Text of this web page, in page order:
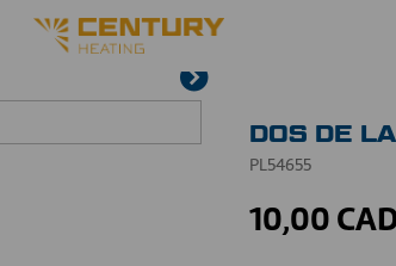
DOS DE
PL54655
10,00